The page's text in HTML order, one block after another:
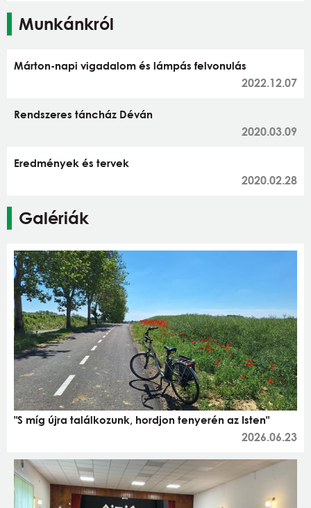
Munkánkról
Márton-napi vigadalom és lámpás felvonulás
2022.12.07
Rendszeres táncház Déván
2020.03.09
Eredmények és tervek
2020.02.28
Galériák
"S míg újra találkozunk, hordjon tenyerén az Isten"
2026.06.23